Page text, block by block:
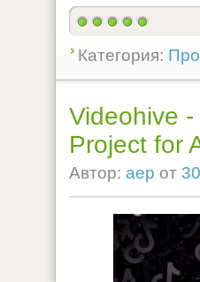
Категория:
Videohive
Project for
Автор: aep от